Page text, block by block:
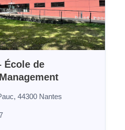
École de
44300 Nantes